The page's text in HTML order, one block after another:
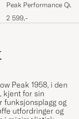
Peak Performance
Blue Shadow
2 599,-
Peak 1958, i den
kjent for sin
funksjonsplagg og
utfordringer og